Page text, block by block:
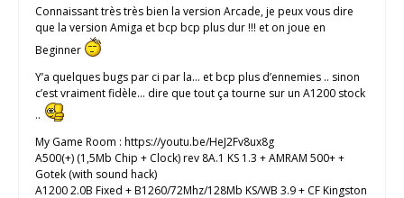
Connaissant très très bien la version Arcade, je peux vous dire
que la version Amiga et bcp bcp plus dur !!! et on joue en
Beginner
Y’a quelques bugs par ci par la… et bcp plus d’ennemies .. sinon
c’est vraiment fidèle… dire que tout ça tourne sur un A1200 stock
..
My Game Room : https://youtu.be/HeJ2Fv8ux8g
A500(+) (1,5Mb Chip + Clock) rev 8A.1 KS 1.3 + AMRAM 500+ +
Gotek (with sound hack)
A1200 2.0B Fixed + B1260/72Mhz/128Mb KS/WB 3.9 + CF Kingston